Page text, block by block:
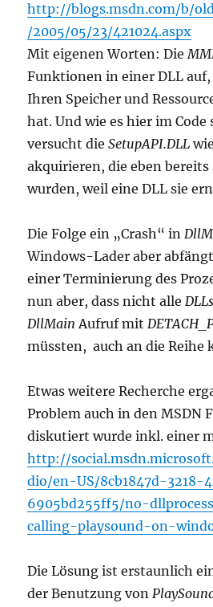
http://blogs.msdn.com/b/
/2005/05/23/421024.aspx
Mit eigenen Worten: Die
Funktionen in einer DLL
Ihren Speicher und
hat. Und wie es hier im Code
versucht dieSetupAPI.DLL
akquirieren, die eben
wurden, weil eine DLL sie
Die Folge ein „Crash“ in
Windows-Lader aber
einer Terminierung des
nun aber, dass nicht alle
DllMain Aufruf mit
müssten, auch an die Reihe
Etwas weitere Recherche
Problem auch in den MSDN
diskutiert wurde inkl. einer
http://
dio/en-US/8cb1847d-3218-
6905bd255ff5/no-
calling-playsound-on-
Die Lösung ist erstaunlich
der Benutzung von